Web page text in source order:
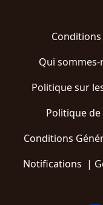
Qui sommes-
Politique sur
Politique
Conditions
Notifications |